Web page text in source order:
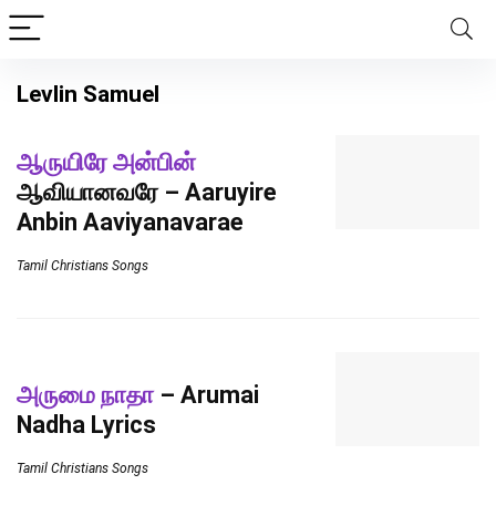
Levlin Samuel
ஆருயிரே அன்பின்
ஆவியானவரே – Aaruyire
Anbin Aaviyanavarae
Tamil Christians Songs
அருமை நாதா– Arumai
Nadha Lyrics
Tamil Christians Songs